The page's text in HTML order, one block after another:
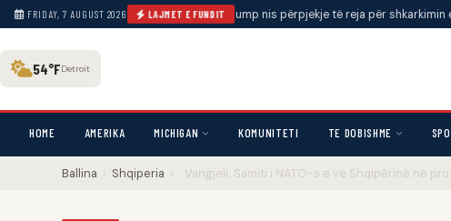
FRIDAY, 7 AUGUST 2026 LAJMET E FUNDIT
në Twin Falls, Idaho Trump nis përpjekje të reja për shkarkimin e Lisa Cook
54°FDetroit
HOME AMERIKA MICHIGAN KOMUNITETI TE DOBISHME
Ballina › Shqiperia › Vangjeli: Samiti i NATO-s e vë Shqipërinë në